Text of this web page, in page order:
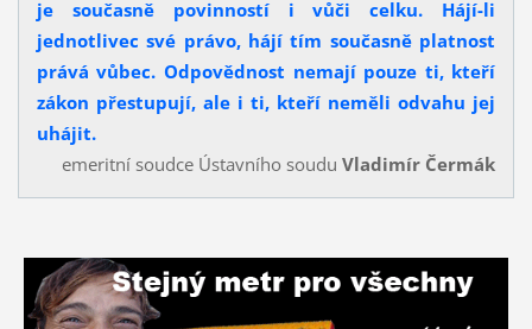
je současně povinností i vůči celku. Hájí-li
jednotlivec své právo, hájí tím současně platnost
prává vůbec. Odpovědnost nemají pouze ti, kteří
zákon přestupují, ale i ti, kteří neměli odvahu jej
uhájit.
emeritní soudce Ústavního souduVladimír Čermák